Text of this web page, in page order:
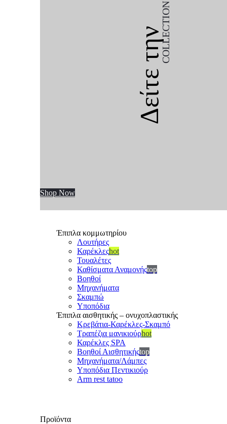
Δείτε τηνCOLLECTION
Shop Now
Έπιπλα κομμωτηρίου
Λουτήρες
Καρέκλεςhot
Τουαλέτες
Καθίσματα Αναμονήςtop
Βοηθοί
Μηχανήματα
Σκαμπώ
Υποπόδια
Έπιπλα αισθητικής – ονυχοπλαστικής
Κρεβάτια-Καρέκλες-Σκαμπό
Τραπέζια μανικιούρhot
Καρέκλες SPA
Βοηθοί Αισθητικήςtop
Μηχανήματα/Λάμπες
Υποπόδια Πεντικιούρ
Arm rest tatoo
Προϊόντα